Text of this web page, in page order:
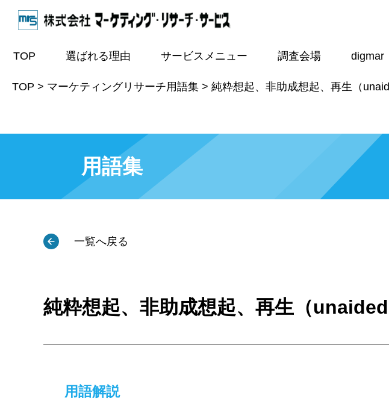
TOP 選ばれる理由 サービスメニュー 調査会場 digmar
TOP > マーケティングリサーチ用語集 > 純粋想起、非助成想起、再生（
用語集
一覧へ戻る
純粋想起、非助成想起、再生（
用語解説